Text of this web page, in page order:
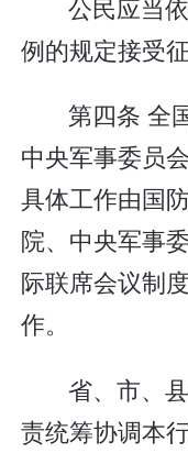
公民应当
例的规定接受征
第四条 全
中央军事委员
具体工作由国
院、中央军事
际联席会议制
作。
省、市、
责统筹协调本